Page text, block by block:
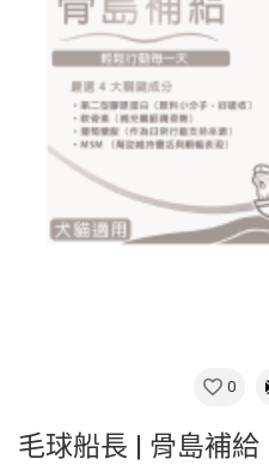
0
毛球船長 | 骨島補給